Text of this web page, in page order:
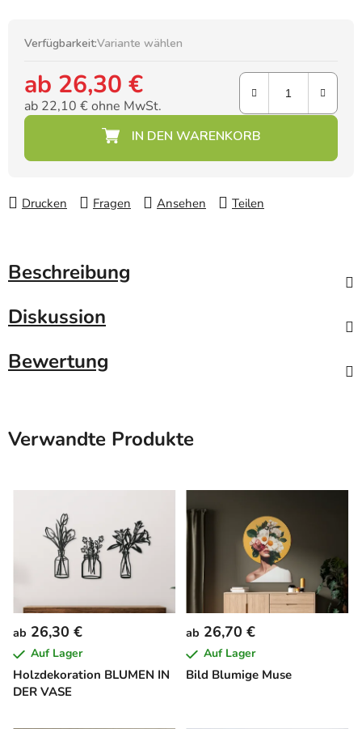
Verfügbarkeit:Variante wählen
ab 26,30 €
ab 22,10 €ohne MwSt.
Drucken Fragen Ansehen Teilen
Beschreibung
Diskussion
Bewertung
Verwandte Produkte
Holzdekoration BLUMEN IN
DER VASE
ab 26,30 €
Auf Lager
Bild Blumige Muse
ab 26,70 €
Auf Lager